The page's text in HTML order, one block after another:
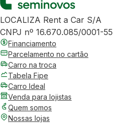
LOCALIZA Rent a Car S/A
CNPJ nº 16.670.085/0001-55
Financiamento
Parcelamento no cartão
Carro na troca
Tabela Fipe
Carro Ideal
Venda para lojistas
Quem somos
Nossas lojas